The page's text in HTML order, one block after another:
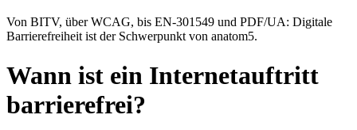
Von BITV, über WCAG, bis EN-301549 und PDF/UA: Digitale
Barrierefreiheit ist der Schwerpunkt von anatom5.
Wann ist ein Internetauftritt
barrierefrei?